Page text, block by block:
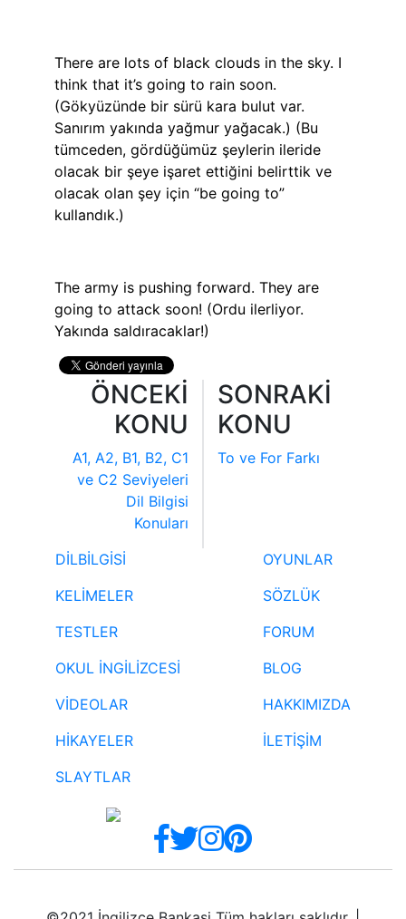
There are lots of black clouds in the sky. I
think that it’s going to rain soon.
(Gökyüzünde bir sürü kara bulut var.
Sanırım yakında yağmur yağacak.) (Bu
tümceden, gördüğümüz şeylerin ileride
olacak bir şeye işaret ettiğini belirttik ve
olacak olan şey için “be going to”
kullandık.)
The army is pushing forward. They are
going to attack soon! (Ordu ilerliyor.
Yakında saldıracaklar!)
ÖNCEKİ
KONU
A1, A2, B1, B2, C1
ve C2 Seviyeleri
Dil Bilgisi
Konuları
SONRAKİ
KONU
To ve For Farkı
DİLBİLGİSİ
KELİMELER
TESTLER
OKUL İNGİLİZCESİ
VİDEOLAR
HİKAYELER
SLAYTLAR
OYUNLAR
SÖZLÜK
FORUM
BLOG
HAKKIMIZDA
İLETİŞİM